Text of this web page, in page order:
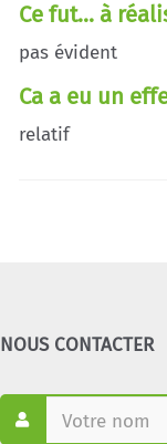
Ce fut... à
pas évident
Ca a eu un
relatif
NOUS CONTACTER